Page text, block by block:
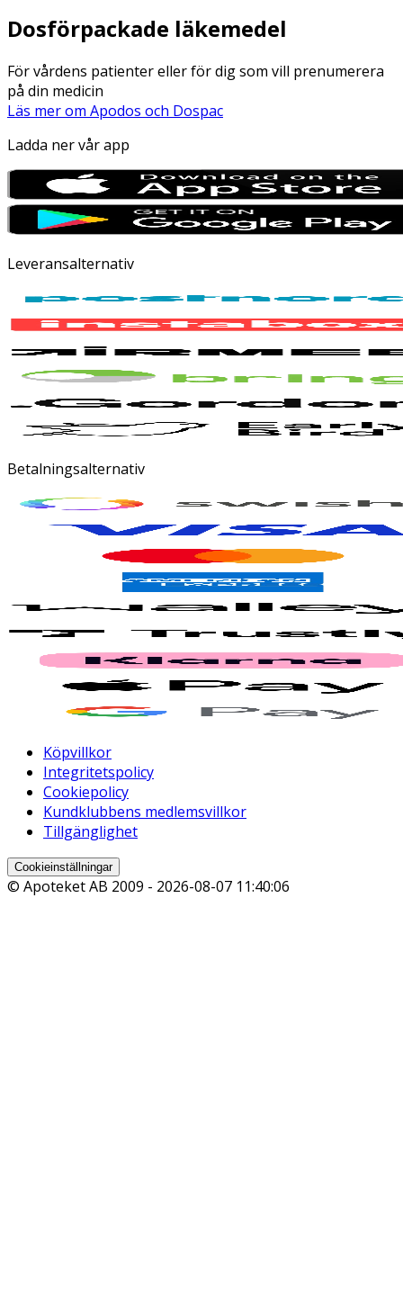
Dosförpackade läkemedel
För vårdens patienter eller för dig som vill prenumerera
på din medicin
Läs mer om Apodos och Dospac
Ladda ner vår app
Leveransalternativ
Betalningsalternativ
Köpvillkor
Integritetspolicy
Cookiepolicy
Kundklubbens medlemsvillkor
Tillgänglighet
Cookieinställningar
© Apoteket AB 2009 - 2026-08-07 11:40:06